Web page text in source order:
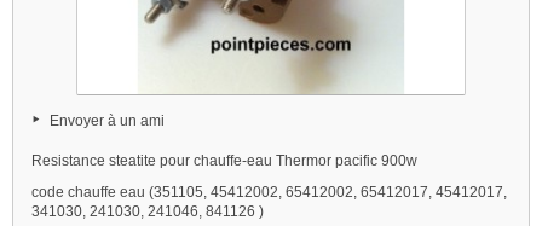
Envoyer à un ami
Resistance steatite pour chauffe-eau Thermor pacific 900w
code chauffe eau (351105, 45412002, 65412002, 65412017, 45412017,
341030, 241030, 241046, 841126 )